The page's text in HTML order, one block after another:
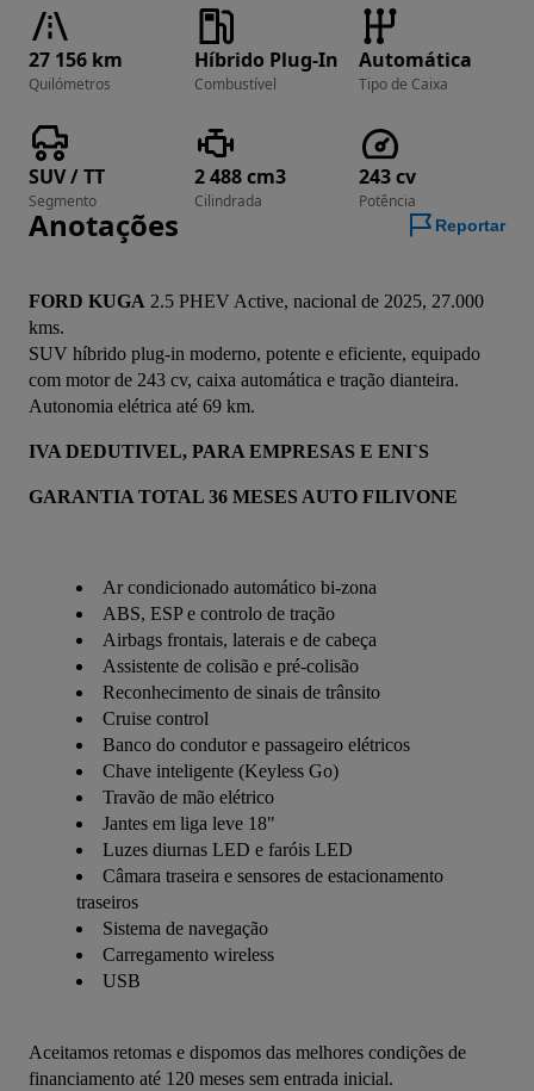
27 156 km
Quilómetros
Híbrido Plug-In
Combustível
Automática
Tipo de Caixa
SUV / TT
Segmento
2 488 cm3
Cilindrada
243 cv
Potência
Anotações Reportar
FORD KUGA 2.5 PHEV Active, nacional de 2025, 27.000
kms.
SUV híbrido plug-in moderno, potente e eficiente, equipado
com motor de 243 cv, caixa automática e tração dianteira.
Autonomia elétrica até 69 km.
IVA DEDUTIVEL, PARA EMPRESAS E ENI`S
GARANTIA TOTAL 36 MESES AUTO FILIVONE
Ar condicionado automático bi-zona
ABS, ESP e controlo de tração
Airbags frontais, laterais e de cabeça
Assistente de colisão e pré-colisão
Reconhecimento de sinais de trânsito
Cruise control
Banco do condutor e passageiro elétricos
Chave inteligente (Keyless Go)
Travão de mão elétrico
Jantes em liga leve 18"
Luzes diurnas LED e faróis LED
Câmara traseira e sensores de estacionamento
traseiros
Sistema de navegação
Carregamento wireless
USB
Aceitamos retomas e dispomos das melhores condições de
financiamento até 120 meses sem entrada inicial.